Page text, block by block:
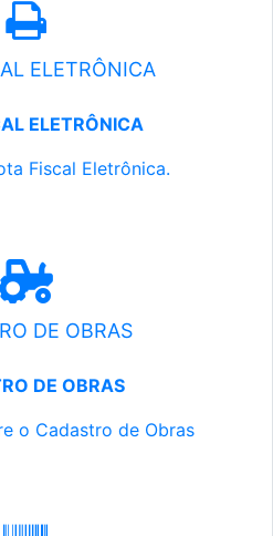
ELETRÔNICA
ELETRÔNICA
Fiscal Eletrônica.
DE OBRAS
DE OBRAS
o Cadastro de Obras